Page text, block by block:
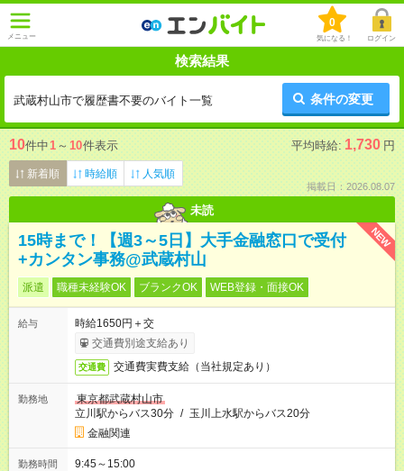
メニュー
0
気になる！ ログイン
検索結果
武蔵村山市で履歴書不要のバイト一覧 条件の変更
10件中1 ～ 10件表示 平均時給: 1,730 円
新着順 時給順 人気順
掲載日：2026.08.07
未読
NEW
15時まで！【週3～5日】大手金融窓口で受付
+カンタン事務@武蔵村山
派遣 職種未経験OK ブランクOK WEB登録・面接OK
給与
時給1650円＋交
交通費別途支給あり
交通費 交通費実費支給（当社規定あり）
勤務地
東京都武蔵村山市
立川駅からバス30分 / 玉川上水駅からバス20分
金融関連
勤務時間 9:45～15:00